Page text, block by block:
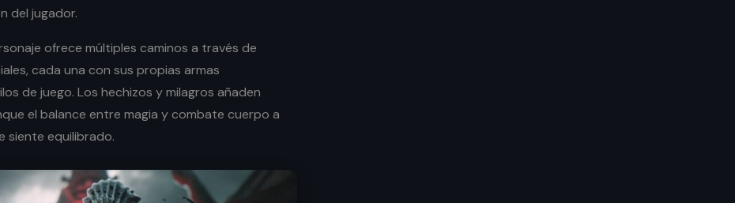
del jugador.
ofrece múltiples caminos a través de
cada una con sus propias armas
de juego. Los hechizos y milagros añaden
el balance entre magia y combate cuerpo a
siente equilibrado.